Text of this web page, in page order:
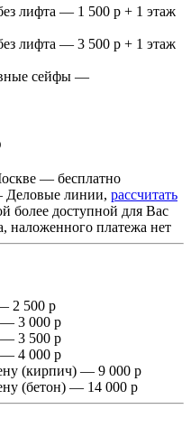
лифта — 1 500 р + 1 этаж
лифта — 3 500 р + 1 этаж
сейфы —
— бесплатно
Деловые линии, рассчитать
доступной для Вас
наложенного платежа нет
2 500 р
— 3 000 р
— 3 500 р
— 4 000 р
(кирпич) — 9 000 р
(бетон) — 14 000 р